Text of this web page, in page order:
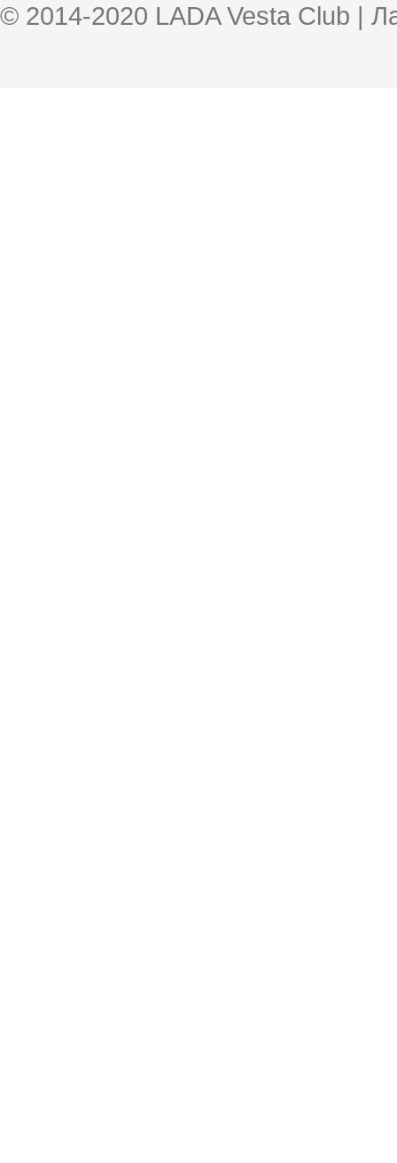
© 2014-2020 LADA Vesta Club |